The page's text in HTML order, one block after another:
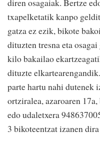
diren osagaiak. Bertze
txapelketatik kanpo
gatza ez ezik, bikote
dituzten tresna eta
kilo bakailao
dituzte
parte hartu nahi dutenek
ortziralea, azaroaren
edo udaletxera
3 bikoteentzat izanen